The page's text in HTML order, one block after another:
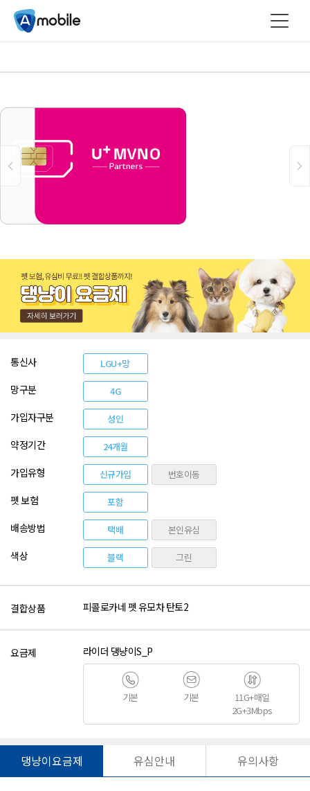
통신사 LGU+망
망구분 4G
가입자구분 성인
약정기간 24개월
가입유형 신규가입 번호이동
펫 보험 포함
배송방법 택배 본인유심
색상 블랙 그린
결합상품 피콜로카네 펫 유모차 탄토2
요금제 라이더 댕냥이S_P
기본 기본
11G+매일
2G+3Mbps
댕냥이요금제 유심안내 유의사항